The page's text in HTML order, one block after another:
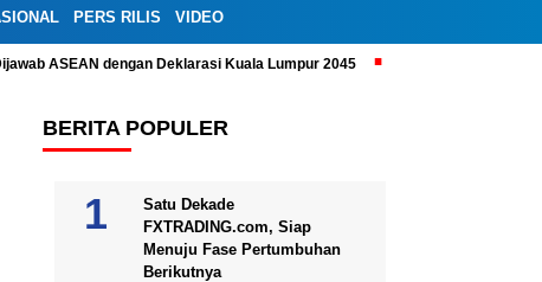
PERS RILIS VIDEO
ASEAN dengan Deklarasi Kuala Lumpur 2045
BERITA POPULER
Satu Dekade
FXTRADING.com, Siap
Menuju Fase Pertumbuhan
Berikutnya